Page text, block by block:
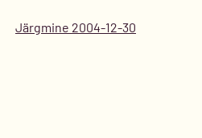
Järgmine 2004-12-30